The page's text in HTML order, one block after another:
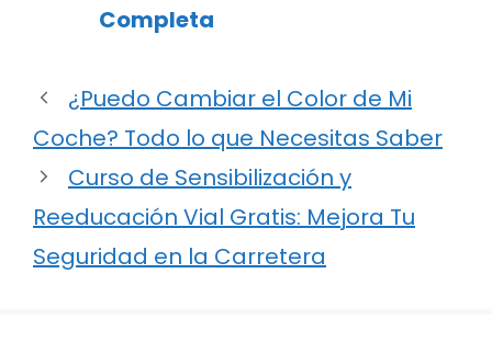
Completa
¿Puedo Cambiar el Color de Mi
Coche? Todo lo que Necesitas Saber
Curso de Sensibilización y
Reeducación Vial Gratis: Mejora Tu
Seguridad en la Carretera